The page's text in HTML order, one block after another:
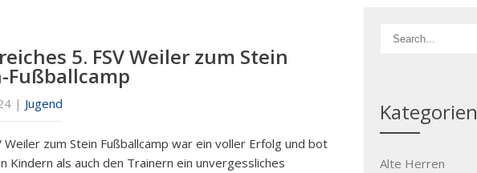
5. FSV Weiler zum Stein
Fußballcamp
| Jugend
Weiler zum Stein Fußballcamp war ein voller Erfolg und bot
Kindern als auch den Trainern ein unvergessliches
Kategorien
Alte Herren